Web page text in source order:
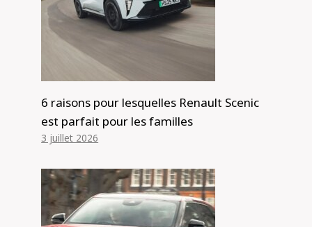
6 raisons pour lesquelles Renault Scenic
est parfait pour les familles
3 juillet 2026